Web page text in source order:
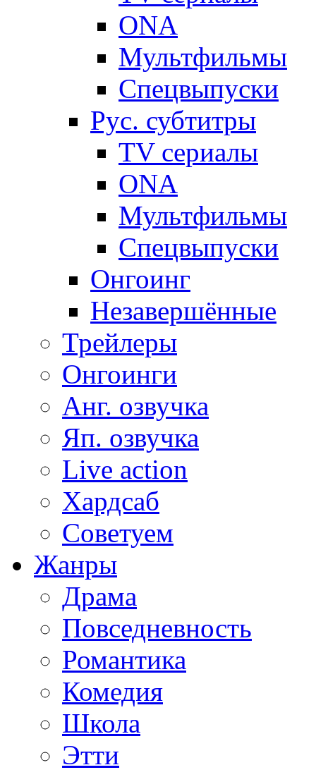
ONA
Мультфильмы
Спецвыпуски
Рус. субтитры
TV сериалы
ONA
Мультфильмы
Спецвыпуски
Онгоинг
Незавершённые
Трейлеры
Онгоинги
Анг. озвучка
Яп. озвучка
Live action
Хардсаб
Советуем
Жанры
Драма
Повседневность
Романтика
Комедия
Школа
Этти